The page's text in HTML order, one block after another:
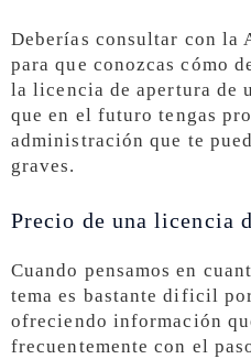
Deberías consultar con la
para que conozcas cómo
la licencia de apertura de
que en el futuro tengas
administración que te
graves.
Precio de una licencia
Cuando pensamos en
tema es bastante dificil
ofreciendo información
frecuentemente con el